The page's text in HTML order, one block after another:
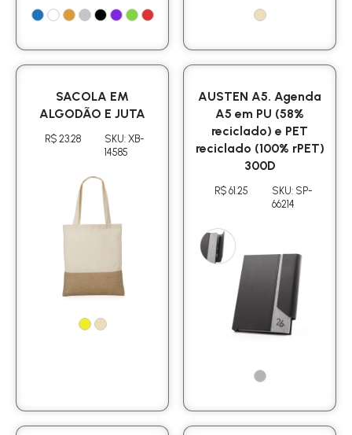
SACOLA EM
ALGODÃO E JUTA
R$ 23.28
SKU: XB-
14585
AUSTEN A5. Agenda
A5 em PU (58%
reciclado) e PET
reciclado (100% rPET)
300D
R$ 61.25
SKU: SP-
66214